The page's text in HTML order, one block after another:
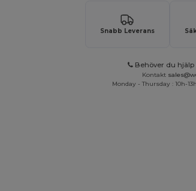
Snabb Leverans
Behöver du
Kontakt
Monday - Thursday : 10h-